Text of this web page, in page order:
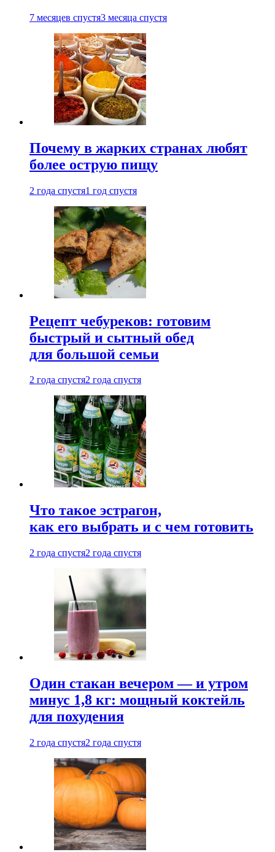
7 месяцев спустя3 месяца спустя
Почему в жарких странах любят
более острую пищу
2 года спустя1 год спустя
Рецепт чебуреков: готовим
быстрый и сытный обед
для большой семьи
2 года спустя2 года спустя
Что такое эстрагон,
как его выбрать и с чем готовить
2 года спустя2 года спустя
Один стакан вечером — и утром
минус 1,8 кг: мощный коктейль
для похудения
2 года спустя2 года спустя